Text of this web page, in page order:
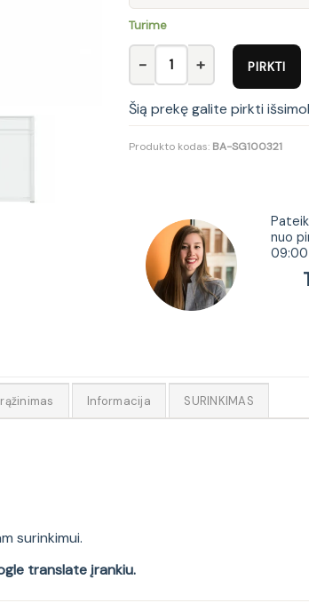
Turime
produkto kiekis: Spinta
PIRKTI
Šią prekę galite pirkti
Produkto kodas: BA-SG100321
nuo
Informacija SURINKIMAS
surinkimui.
translate įrankiu.